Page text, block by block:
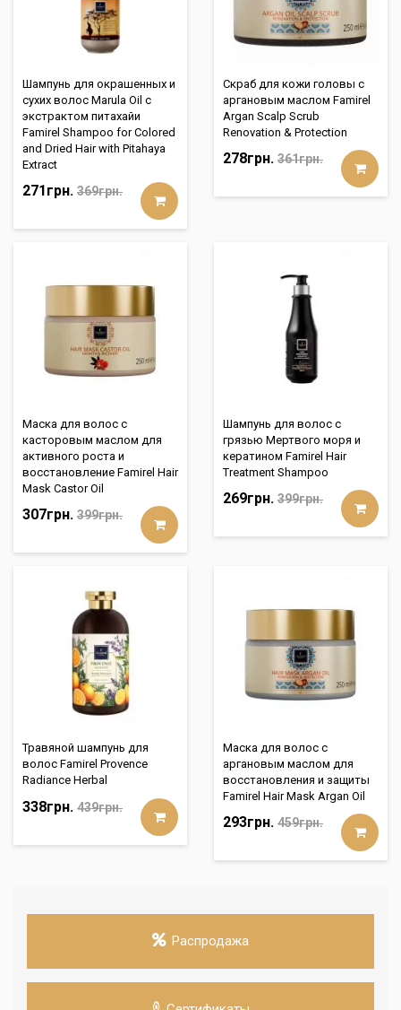
Шампунь для окрашенных и
сухих волос Marula Oil с
экстрактом питахайи
Famirel Shampoo for Colored
and Dried Hair with Pitahaya
Extract
271грн. 369грн.
Скраб для кожи головы с
аргановым маслом Famirel
Argan Scalp Scrub
Renovation & Protection
278грн. 361грн.
Маска для волос с
касторовым маслом для
активного роста и
восстановление Famirel Hair
Mask Castor Oil
307грн. 399грн.
Шампунь для волос с
грязью Мертвого моря и
кератином Famirel Hair
Treatment Shampoo
269грн. 399грн.
Травяной шампунь для
волос Famirel Provence
Radiance Herbal
338грн. 439грн.
Маска для волос с
аргановым маслом для
восстановления и защиты
Famirel Hair Mask Argan Oil
293грн. 459грн.
Распродажа